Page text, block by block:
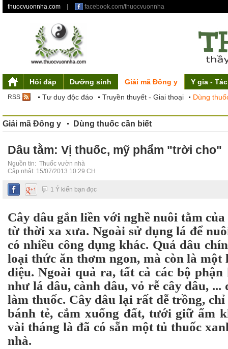
thuocvuonnha.com facebook.com/thuocvuonnha
Giới thiệu Điều khoản sử dụng Liên hệ Sơ đồ site
Hỏi đáp
Mỹ phẩm từ thiên nhiên
Thuốc vườn nhà
Dưỡng sinh
Triết lý dưỡng sinh
Ẩm thực liệu dưỡng Dưỡng sinh
Giải mã Đông y
Tư duy độc đáo
Truyền thuyết - Giai thoại Dùng
Y gia -
Y gia
Tác phẩm
RSS
Giải mã Đông y Dùng thuốc cần biết
Dâu tằm: Vị thuốc, mỹ phẩm "trời cho"
Nguồn tin: Thuốc vườn nhà
Cập nhật: 15/07/2013 10:29 CH
1 Ý kiến bạn đọc
Cây dâu gắn liền với nghề nuôi tằm
từ thời xa xưa. Ngoài sử dụng lá để
có nhiều công dụng khác. Quả dâu
loại thức ăn thơm ngon, mà còn là một
diệu. Ngoài quả ra, tất cả các bộ phận
như lá dâu, cành dâu, vỏ rễ cây dâu, ...
làm thuốc. Cây dâu lại rất dễ trồng, chỉ
bánh tẻ, cắm xuống đất, tưới giữ ẩm
vài tháng là đã có sẵn một tủ thuốc
nhà.